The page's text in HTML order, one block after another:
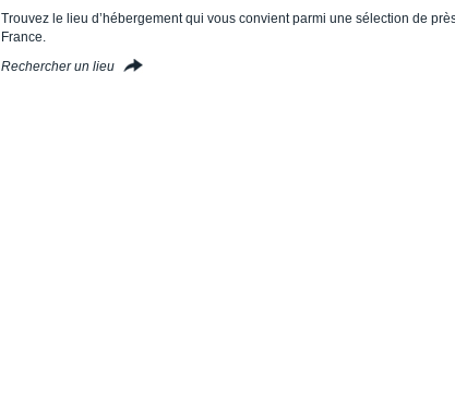
Trouvez le lieu d’hébergement qui vous convient parmi une sélection de
France.
Rechercher un lieu